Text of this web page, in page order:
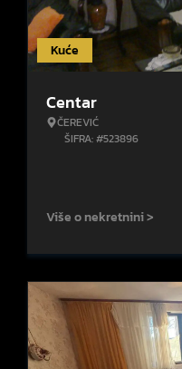
Kuće
Centar
ČEREVIĆ
ŠIFRA: #523896
Više o nekretnini >